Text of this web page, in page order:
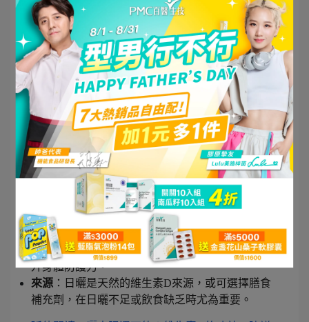
作用：鋅能支持免疫系統，幫助代謝及促進男性生
殖健康，對穩定睾酮水平、維持精力和情緒有益。
來源：可透過鋅保健品或食用天然食物（如南瓜
籽、海鮮）來攝取，確保日常所需。
延伸閱讀：鋅的功效與攝取指南：增強免疫、促進
生殖健康和含鋅食物
延伸閱讀：南瓜籽功效總整理，什麼時候吃？食用
禁忌有哪些？有無副作用？
維生素D
作用：維生素D有助於骨骼和免疫系統的健康，尤
其在更年期，維生素D補充能有助於骨骼強健並提
升身體防護力。
來源 ：日曬是天然的維生素D來源，或可選擇膳食
補充劑，在日曬不足或飲食缺乏時尤為重要。